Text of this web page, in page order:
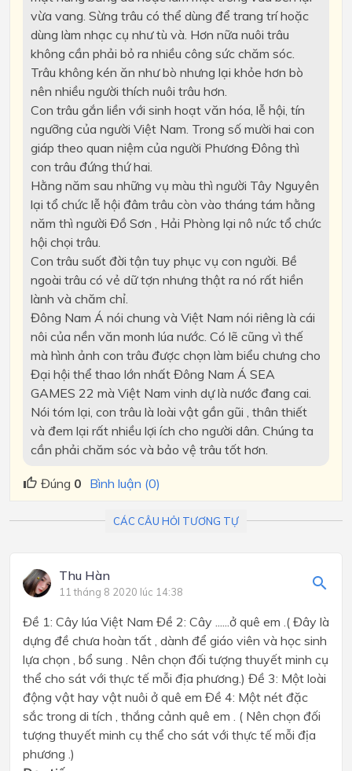
vừa vang. Sừng trâu có thể dùng để trang trí hoặc
dùng làm nhạc cụ như tù và. Hơn nữa nuôi trâu
không cần phải bỏ ra nhiều công sức chăm sóc.
Trâu không kén ăn như bò nhưng lại khỏe hơn bò
nên nhiều người thích nuôi trâu hơn.
Con trâu gắn liền với sinh hoạt văn hóa, lễ hội, tín
ngưỡng của người Việt Nam. Trong số mười hai con
giáp theo quan niệm của người Phương Đông thì
con trâu đứng thứ hai.
Hằng năm sau những vụ màu thì người Tây Nguyên
lại tổ chức lễ hội đâm trâu còn vào tháng tám hằng
năm thì người Đồ Sơn , Hải Phòng lại nô nức tổ chức
hội chọi trâu.
Con trâu suốt đời tận tuy phục vụ con người. Bề
ngoài trâu có vẻ dữ tợn nhưng thật ra nó rất hiền
lành và chăm chỉ.
Đông Nam Á nói chung và Việt Nam nói riêng là cái
nôi của nền văn monh lúa nước. Có lẽ cũng vì thế
mà hình ảnh con trâu được chọn làm biểu chưng cho
Đại hội thể thao lớn nhất Đông Nam Á SEA
GAMES 22 mà Việt Nam vinh dự là nước đang cai.
Nói tóm lại, con trâu là loài vật gần gũi , thân thiết
và đem lại rất nhiều lợi ích cho người dân. Chúng ta
cần phải chăm sóc và bảo vệ trâu tốt hơn.
Đúng 0 Bình luận (0)
CÁC CÂU HỎI TƯƠNG TỰ
Thu Hàn
11 tháng 8 2020 lúc 14:38
Đề 1: Cây lúa Việt Nam Đề 2: Cây ......ở quê em .( Đây là
dựng đề chưa hoàn tất , dành để giáo viên và học sinh
lựa chọn , bổ sung . Nên chọn đối tượng thuyết minh cụ
thể cho sát với thực tế mỗi địa phương.) Đề 3: Một loài
động vật hay vật nuôi ở quê em Đề 4: Một nét đặc
sắc trong di tích , thắng cảnh quê em . ( Nên chọn đối
tượng thuyết minh cụ thể cho sát với thực tế mỗi địa
phương .)